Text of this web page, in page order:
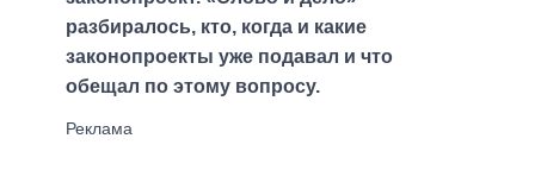
разбиралось, кто, когда и какие
законопроекты уже подавал и что
обещал по этому вопросу.